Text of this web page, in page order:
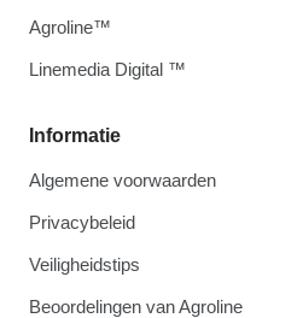
Informatie
Algemene voorwaarden
Privacybeleid
Veiligheidstips
Beoordelingen van Agroline
Agroline™
Linemedia Digital ™